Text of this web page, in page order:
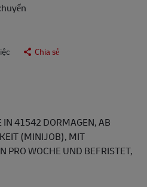
Chia sẻ
IN 41542 DORMAGEN, AB
(MINIJOB), MIT
PRO WOCHE UND BEFRISTET,